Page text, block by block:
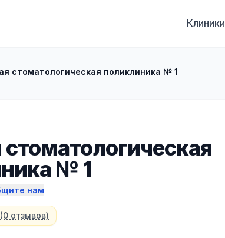
Клиники
стоматологическая поликлиника № 1
№ 1
нам
(0 отзывов)